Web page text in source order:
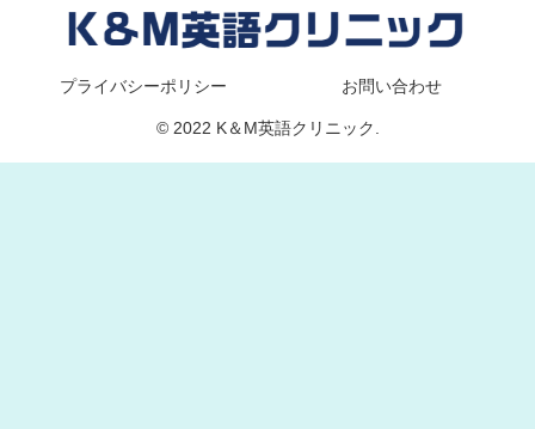
プライバシーポリシー お問い合わせ
© 2022 K＆M英語クリニック.